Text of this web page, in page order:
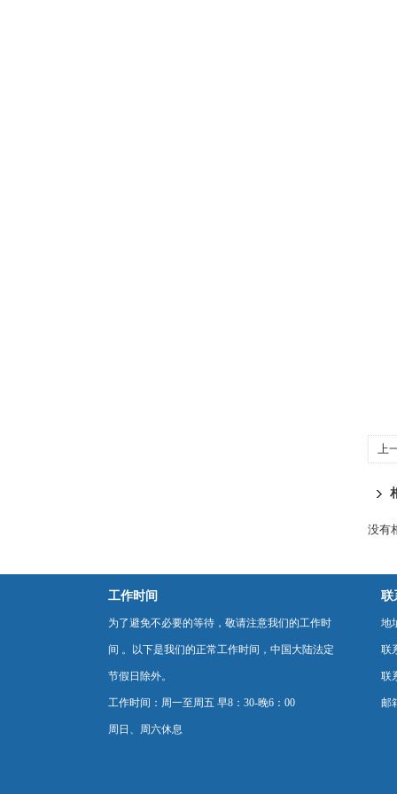
上
没有
工作时间
为了避免不必要的等待，敬请注意我们的工作时
间 。以下是我们的正常工作时间，中国大陆法定
节假日除外。
工作时间：周一至周五 早8：30-晚6：00
周日、周六休息
联
地
联
联
邮